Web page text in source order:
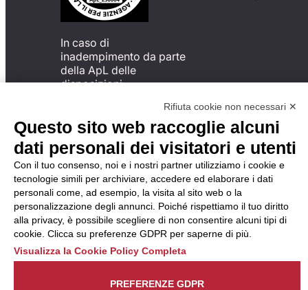
In caso di
inadempimento da parte
della ApL delle
disposizioni
possibile presentare un
reclamo
all’Organismo di
Monitoraggio utilizzando
una delle modalità
descritte al seguente
indirizzo web
https://odm-
agenzielavoro.it/reclami/.
Rifiuta cookie non necessari ✕
Questo sito web raccoglie alcuni
dati personali dei visitatori e utenti
Con il tuo consenso, noi e i nostri partner utilizziamo i cookie e
tecnologie simili per archiviare, accedere ed elaborare i dati
personali come, ad esempio, la visita al sito web o la
personalizzazione degli annunci. Poiché rispettiamo il tuo diritto
alla privacy, è possibile scegliere di non consentire alcuni tipi di
cookie. Clicca su preferenze GDPR per saperne di più.
Visualizza la Cookie Policy Completa
PREFERENZE GDPR